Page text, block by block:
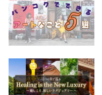
バンコク
アユタヤ
カンチャナブリー
チャアム（ペッチャブリ
ー）